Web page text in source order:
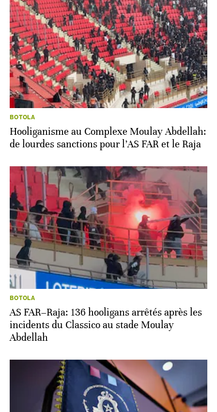
BOTOLA
Hooliganisme au Complexe Moulay Abdellah:
de lourdes sanctions pour l’AS FAR et le Raja
BOTOLA
AS FAR–Raja: 136 hooligans arrêtés après les
incidents du Classico au stade Moulay
Abdellah